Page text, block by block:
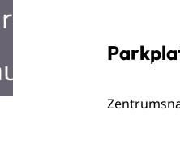
in
in